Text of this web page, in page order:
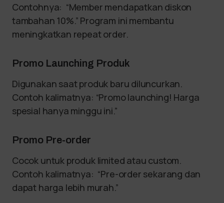
Contohnya: “Member mendapatkan diskon
tambahan 10%.” Program ini membantu
meningkatkan repeat order.
Promo Launching Produk
Digunakan saat produk baru diluncurkan.
Contoh kalimatnya: “Promo launching! Harga
spesial hanya minggu ini.”
Promo Pre-order
Cocok untuk produk limited atau custom.
Contoh kalimatnya: “Pre-order sekarang dan
dapat harga lebih murah.”